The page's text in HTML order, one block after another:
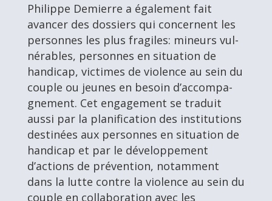
Philippe Demierre a également fait
avancer des dossiers qui concernent les
personnes les plus fragiles: mineurs vul­
né­rables, personnes en situation de
handicap, victimes de violence au sein du
couple ou jeunes en besoin d’accom­pa­
gnement. Cet engagement se traduit
aussi par la planification des institutions
destinées aux personnes en situation de
handicap et par le développement
d’actions de prévention, notamment
dans la lutte contre la violence au sein du
couple en collaboration avec les